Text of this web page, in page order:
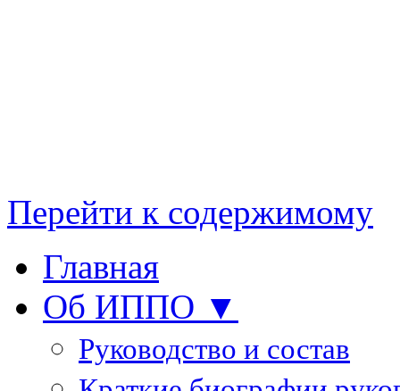
Перейти к содержимому
Главная
Об ИППО ▼
Руководство и состав